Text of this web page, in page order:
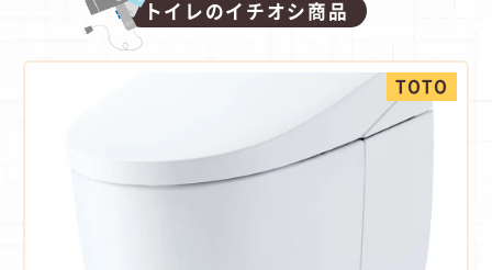
トイレのイチオシ商品
TOTO